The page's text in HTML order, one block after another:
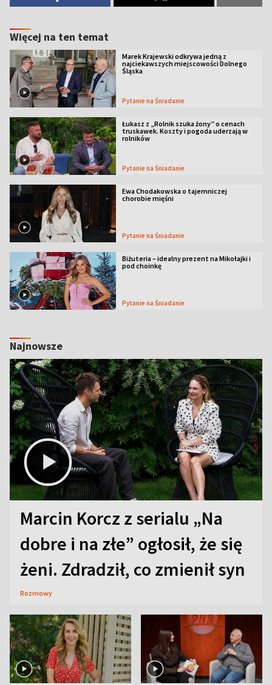
Więcej na ten temat
Marek Krajewski odkrywa jedną z
najciekawszych miejscowości Dolnego
Śląska
Pytanie na Śniadanie
Łukasz z „Rolnik szuka żony” o cenach
truskawek. Koszty i pogoda uderzają w
rolników
Pytanie na Śniadanie
Ewa Chodakowska o tajemniczej
chorobie mięśni
Pytanie na Śniadanie
Biżuteria – idealny prezent na Mikołajki i
pod choinkę
Pytanie na Śniadanie
Najnowsze
Marcin Korcz z serialu „Na
dobre i na złe” ogłosił, że się
żeni. Zdradził, co zmienił syn
Rozmowy